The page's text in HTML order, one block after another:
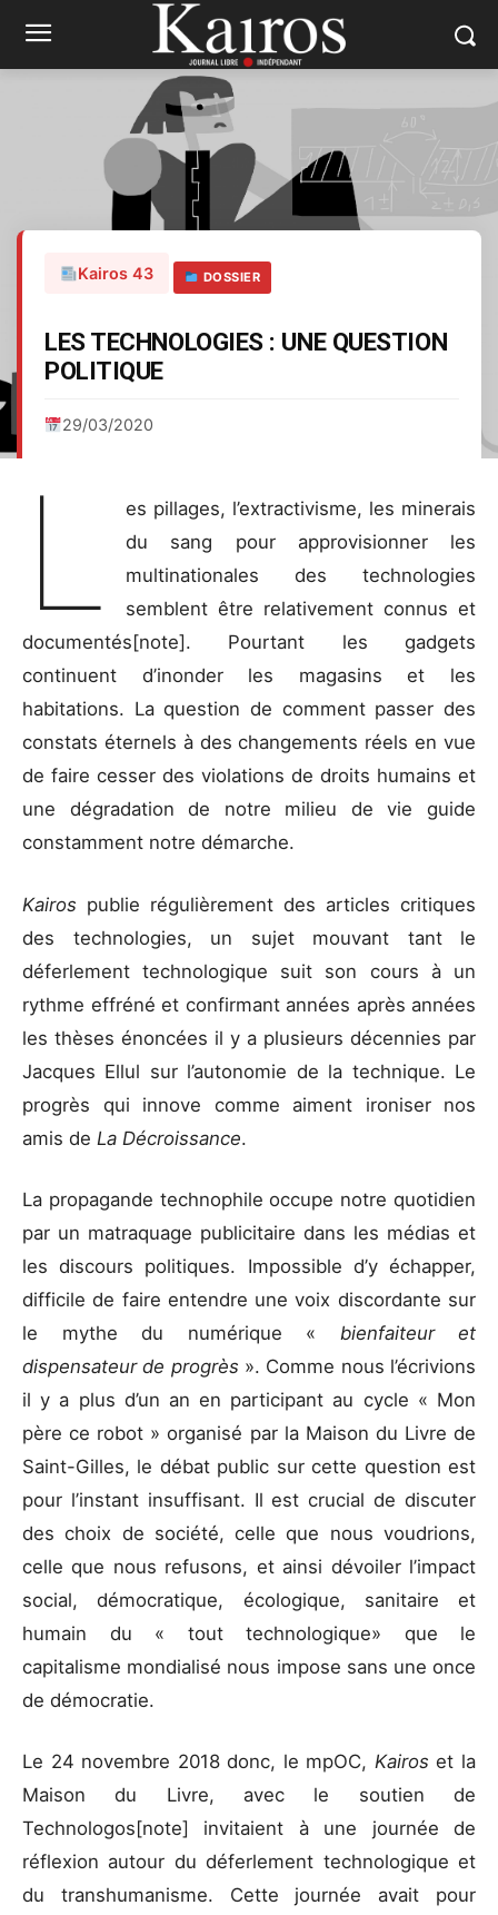
Kairos 43 DOSSIER
LES TECHNOLOGIES : UNE QUESTION
POLITIQUE
29/03/2020
L
es pillages, l’extractivisme, les minerais
du sang pour approvisionner les
multinationales des technologies
semblent être relativement connus et
documentés[note]. Pourtant les gadgets
continuent d’inonder les magasins et les
habitations. La question de comment passer des
constats éternels à des changements réels en vue
de faire cesser des violations de droits humains et
une dégradation de notre milieu de vie guide
constamment notre démarche.
Kairos publie régulièrement des articles critiques
des technologies, un sujet mouvant tant le
déferlement technologique suit son cours à un
rythme effréné et confirmant années après années
les thèses énoncées il y a plusieurs décennies par
Jacques Ellul sur l’autonomie de la technique. Le
progrès qui innove comme aiment ironiser nos
amis de La Décroissance.
La propagande technophile occupe notre quotidien
par un matraquage publicitaire dans les médias et
les discours politiques. Impossible d’y échapper,
difficile de faire entendre une voix discordante sur
le mythe du numérique « bienfaiteur et
dispensateur de progrès ». Comme nous l’écrivions
il y a plus d’un an en participant au cycle « Mon
père ce robot » organisé par la Maison du Livre de
Saint-Gilles, le débat public sur cette question est
pour l’instant insuffisant. Il est crucial de discuter
des choix de société, celle que nous voudrions,
celle que nous refusons, et ainsi dévoiler l’impact
social, démocratique, écologique, sanitaire et
humain du « tout technologique» que le
capitalisme mondialisé nous impose sans une once
de démocratie.
Le 24 novembre 2018 donc, le mpOC, Kairoset la
Maison du Livre, avec le soutien de
Technologos[note] invitaient à une journée de
réflexion autour du déferlement technologique et
du transhumanisme. Cette journée avait pour